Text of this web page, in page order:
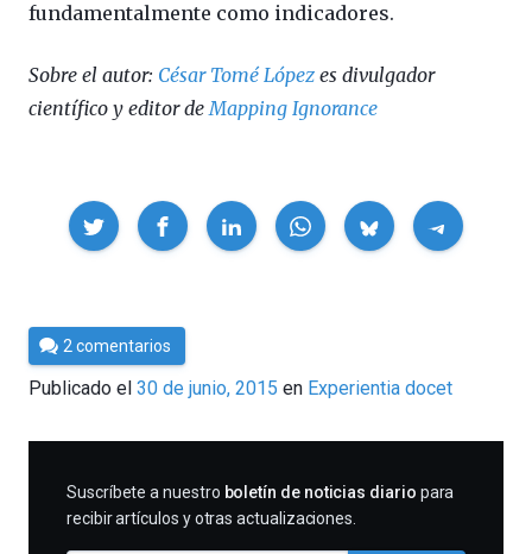
fundamentalmente como indicadores.
Sobre el autor: César Tomé López es divulgador
científico y editor deMapping Ignorance
Compartir
Por
César
Tomé
2 comentarios
Publicado el 30 de junio, 2015 en Experientia docet
SUSCRIBIRME
Suscríbete a nuestro boletín de noticias diario para
recibir artículos y otras actualizaciones.